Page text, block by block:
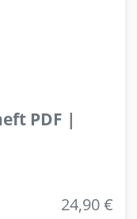
PDF |
24,90 €